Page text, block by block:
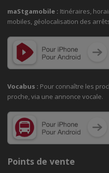
maStgamobile : Itinéraires,
mobiles, géolocalisation des
Vocabus : Pour connaître les
proche, via une annonce vocale.
Points de vente